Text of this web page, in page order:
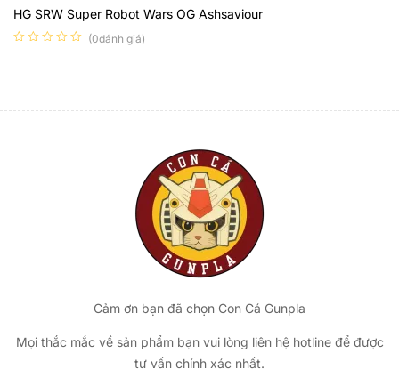
HG SRW Super Robot Wars OG Ashsaviour
(0đánh giá)
Cảm ơn bạn đã chọn Con Cá Gunpla
Mọi thắc mắc về sản phẩm bạn vui lòng liên hệ hotline để được
tư vấn chính xác nhất.